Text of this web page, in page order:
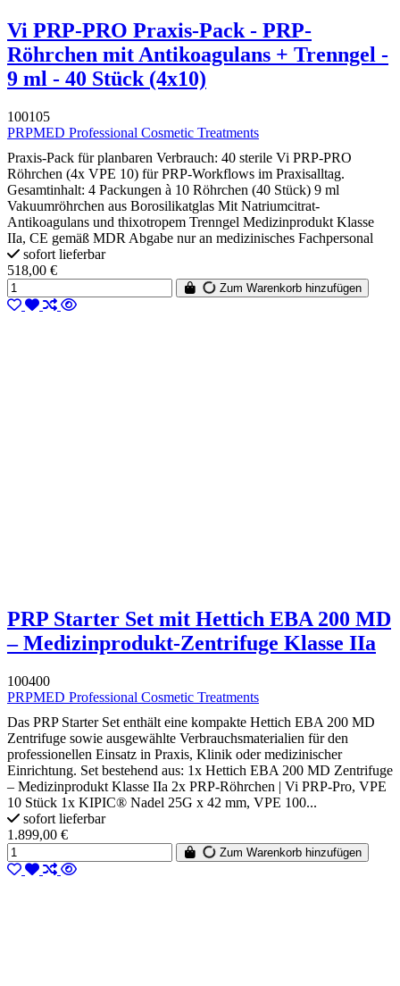
Vi PRP-PRO Praxis-Pack - PRP-
Röhrchen mit Antikoagulans + Trenngel -
9 ml - 40 Stück (4x10)
100105
PRPMED Professional Cosmetic Treatments
Praxis-Pack für planbaren Verbrauch: 40 sterile Vi PRP-PRO
Röhrchen (4x VPE 10) für PRP-Workflows im Praxisalltag.
Gesamtinhalt: 4 Packungen à 10 Röhrchen (40 Stück) 9 ml
Vakuumröhrchen aus Borosilikatglas Mit Natriumcitrat-
Antikoagulans und thixotropem Trenngel Medizinprodukt Klasse
IIa, CE gemäß MDR Abgabe nur an medizinisches Fachpersonal
sofort lieferbar
518,00 €
Zum Warenkorb hinzufügen
PRP Starter Set mit Hettich EBA 200 MD
– Medizinprodukt-Zentrifuge Klasse IIa
100400
PRPMED Professional Cosmetic Treatments
Das PRP Starter Set enthält eine kompakte Hettich EBA 200 MD
Zentrifuge sowie ausgewählte Verbrauchsmaterialien für den
professionellen Einsatz in Praxis, Klinik oder medizinischer
Einrichtung. Set bestehend aus: 1x Hettich EBA 200 MD Zentrifuge
– Medizinprodukt Klasse IIa 2x PRP-Röhrchen | Vi PRP-Pro, VPE
10 Stück 1x KIPIC® Nadel 25G x 42 mm, VPE 100...
sofort lieferbar
1.899,00 €
Zum Warenkorb hinzufügen